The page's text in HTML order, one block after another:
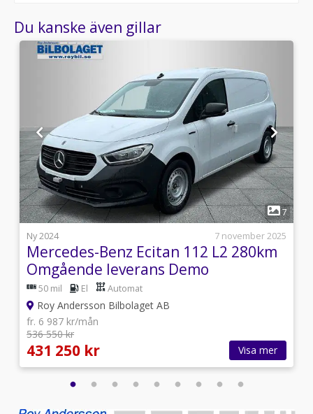
Du kanske även gillar
7
Ny 2024
7 november 2025
Mercedes-Benz Ecitan 112 L2 280km
Omgående leverans Demo
50 mil El Automat
Roy Andersson Bilbolaget AB
fr. 6 987 kr/mån
536 550 kr
431 250 kr Visa mer